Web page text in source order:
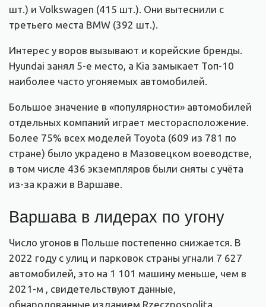
шт.) и Volkswagen (415 шт.). Они вытеснили с
третьего места BMW (392 шт.).
Интерес у воров вызывают и корейские бренды.
Hyundai занял 5-е место, а Kia замыкает Топ-10
наиболее часто угоняемых автомобилей.
Большое значение в «популярности» автомобилей
отдельных компаний играет месторасположение.
Более 75% всех моделей Toyota (609 из 781 по
стране) было украдено в Мазовецком воеводстве,
в том числе 436 экземпляров были сняты с учёта
из-за кражи в Варшаве.
Варшава в лидерах по угону
Число угонов в Польше постепенно снижается. В
2022 году с улиц и парковок страны угнали 7 627
автомобилей, это на 1 101 машину меньше, чем в
2021-м , свидетельствуют данные,
обнародованные изданием Rzeczpospolita.